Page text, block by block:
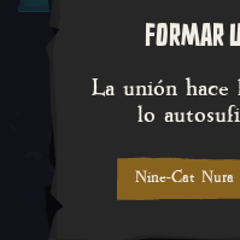
FORMAR
La unión hace
lo
Nine-Cat Nura